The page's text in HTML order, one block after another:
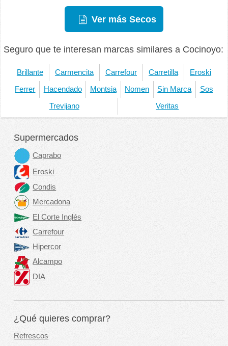
Ver más Secos
Seguro que te interesan marcas similares a Cocinoyo:
Brillante Carmencita Carrefour Carretilla Eroski
Ferrer Hacendado Montsia Nomen Sin Marca Sos
Trevijano Veritas
Supermercados
Caprabo
Eroski
Condis
Mercadona
El Corte Inglés
Carrefour
Hipercor
Alcampo
DIA
¿Qué quieres comprar?
Refrescos